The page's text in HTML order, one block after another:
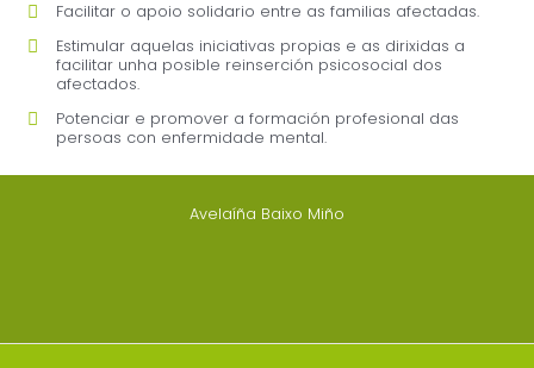
Facilitar o apoio solidario entre as familias afectadas.
Estimular aquelas iniciativas propias e as dirixidas a
facilitar unha posible reinserción psicosocial dos
afectados.
Potenciar e promover a formación profesional das
persoas con enfermidade mental.
Avelaíña Baixo Miño